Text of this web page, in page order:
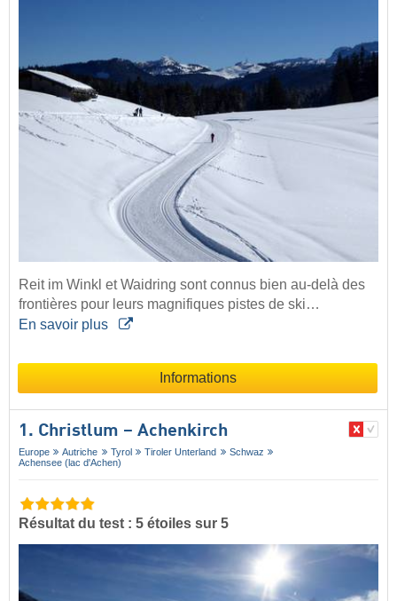
Reit im Winkl et Waidring sont connus bien au-delà des
frontières pour leurs magnifiques pistes de ski…
En savoir plus
Informations
1. Christlum – Achenkirch
Europe Autriche Tyrol Tiroler Unterland
Schwaz
Achensee (lac d'Achen)
Résultat du test : 5 étoiles sur 5